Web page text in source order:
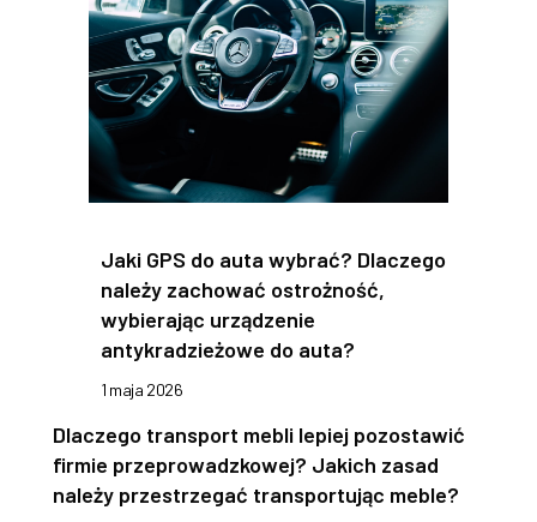
Jaki GPS do auta wybrać? Dlaczego
należy zachować ostrożność,
wybierając urządzenie
antykradzieżowe do auta?
1 maja 2026
Dlaczego transport mebli lepiej pozostawić
firmie przeprowadzkowej? Jakich zasad
należy przestrzegać transportując meble?